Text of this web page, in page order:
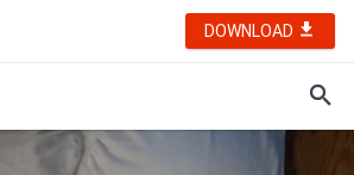
DOWNLOAD